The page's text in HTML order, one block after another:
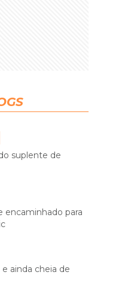
suplente de
encaminhado para
e ainda cheia de